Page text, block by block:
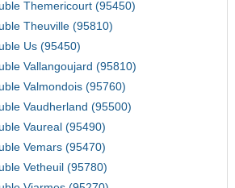
Themericourt (95450)
Theuville (95810)
Us (95450)
Vallangoujard (95810)
Valmondois (95760)
Vaudherland (95500)
Vaureal (95490)
Vemars (95470)
Vetheuil (95780)